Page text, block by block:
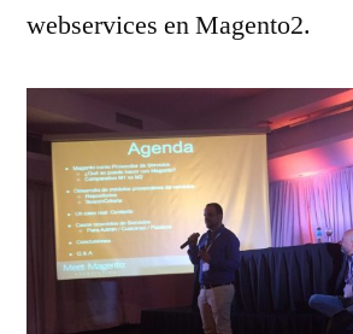
webservices en Magento2.